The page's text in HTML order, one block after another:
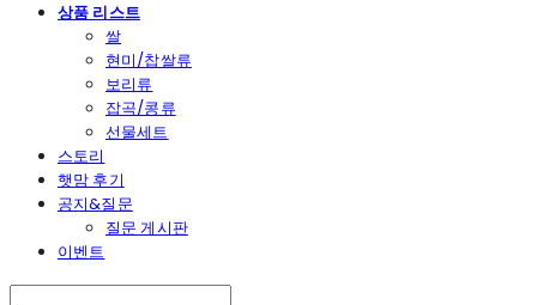
상품 리스트
쌀
현미/찹쌀류
보리류
잡곡/콩류
선물세트
스토리
햇맘 후기
공지&질문
질문 게시판
이벤트